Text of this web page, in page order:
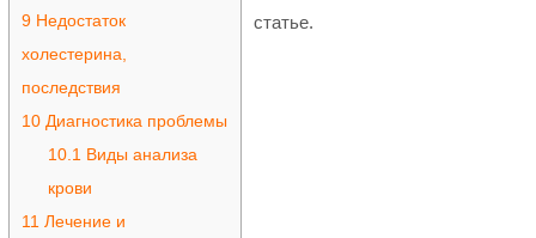
9 Недостаток
холестерина,
последствия
10 Диагностика проблемы
10.1Виды анализа
крови
11 Лечение и
статье.